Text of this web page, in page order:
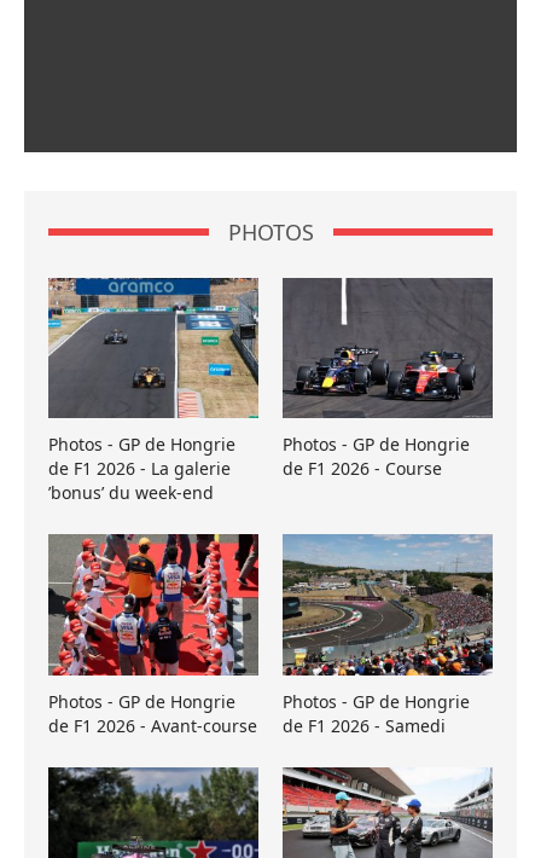
PHOTOS
Photos - GP de Hongrie
de F1 2026 - La galerie
’bonus’ du week-end
Photos - GP de Hongrie
de F1 2026 - Course
Photos - GP de Hongrie
de F1 2026 - Avant-course
Photos - GP de Hongrie
de F1 2026 - Samedi